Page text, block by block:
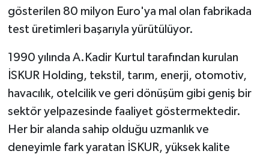
gösterilen 80 milyon Euro'ya mal olan fabrikada
test üretimleri başarıyla yürütülüyor.
1990 yılında A.Kadir Kurtul tarafından kurulan
İSKUR Holding, tekstil, tarım, enerji, otomotiv,
havacılık, otelcilik ve geri dönüşüm gibi geniş bir
sektör yelpazesinde faaliyet göstermektedir.
Her bir alanda sahip olduğu uzmanlık ve
deneyimle fark yaratan İSKUR, yüksek kalite